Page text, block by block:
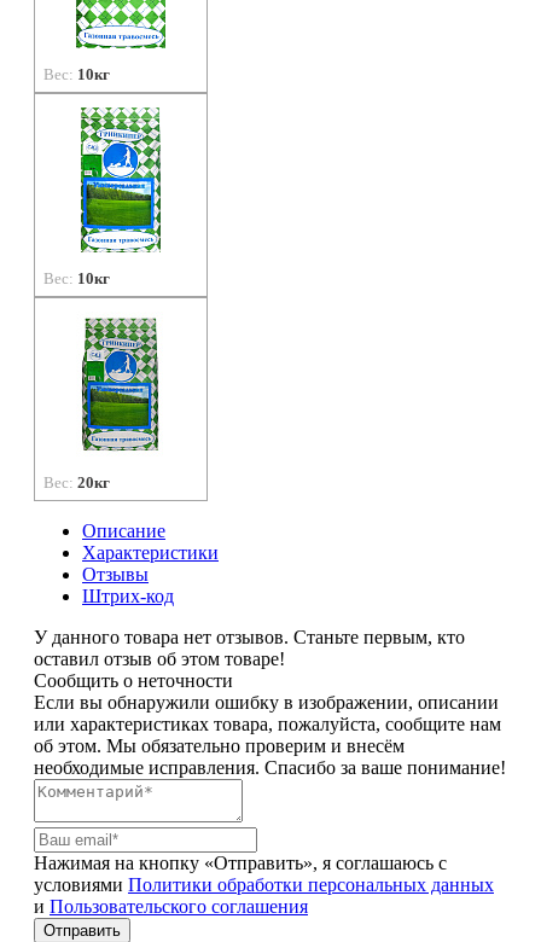
Вес: 10кг
Вес: 10кг
Вес: 20кг
Описание
Характеристики
Отзывы
Штрих-код
У данного товара нет отзывов. Станьте первым, кто
оставил отзыв об этом товаре!
Сообщить о неточности
Если вы обнаружили ошибку в изображении, описании
или характеристиках товара, пожалуйста, сообщите нам
об этом. Мы обязательно проверим и внесём
необходимые исправления. Спасибо за ваше понимание!
Нажимая на кнопку «Отправить», я соглашаюсь с
условиями Политики обработки персональных данных
и Пользовательского соглашения
Отправить